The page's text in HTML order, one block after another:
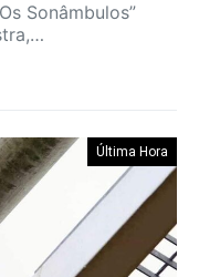
Sonâmbulos”
Última Hora